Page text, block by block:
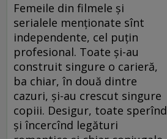
Femeile din filmele și
serialele menționate sînt
independente, cel puțin
profesional. Toate și-au
construit singure o carieră,
ba chiar, în două dintre
cazuri, și-au crescut singure
copiii. Desigur, toate sperînd
și încercînd legături